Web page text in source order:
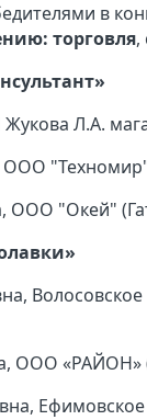
в
торговля,
Л.А.
ООО
ООО "Окей"
ООО «РАЙОН»